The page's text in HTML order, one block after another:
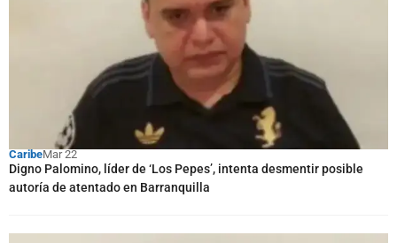
CaribeMar 22
Digno Palomino, líder de ‘Los Pepes’, intenta desmentir posible
autoría de atentado en Barranquilla